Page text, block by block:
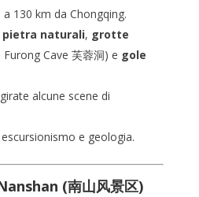
130 km da Chongqing.
pietra naturali, grotte
Cave 芙蓉洞) e gole
alcune scene di
e geologia.
(南山风景区)